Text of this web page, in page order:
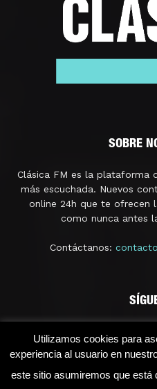
SOBRE
Clásica FM es la plataforma
más escuchada. Nuevos
online 24h que te ofrecen
como nunca antes
Contáctanos:
Utilizamos cookies para
experiencia al usuario en
este sitio asumiremos que está